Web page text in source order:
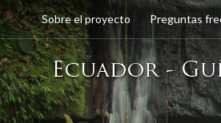
Sobre el proyecto Preguntas